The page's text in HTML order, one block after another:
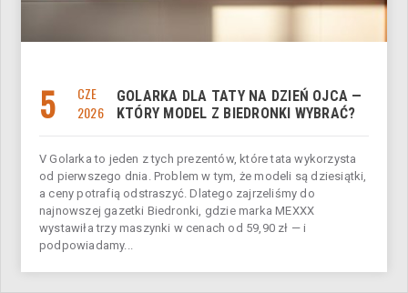
5
CZE
2026
GOLARKA DLA TATY NA DZIEŃ OJCA —
KTÓRY MODEL Z BIEDRONKI WYBRAĆ?
V Golarka to jeden z tych prezentów, które tata wykorzysta
od pierwszego dnia. Problem w tym, że modeli są dziesiątki,
a ceny potrafią odstraszyć. Dlatego zajrzeliśmy do
najnowszej gazetki Biedronki, gdzie marka MEXXX
wystawiła trzy maszynki w cenach od 59,90 zł — i
podpowiadamy...